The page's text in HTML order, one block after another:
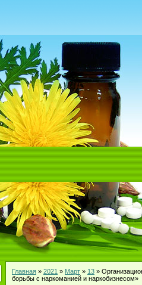
Главная » 2021 » Март » 13 »
борьбы с наркоманией и наркобизнесом»